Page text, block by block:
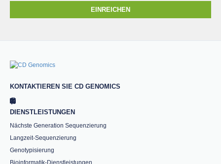
EINREICHEN
KONTAKTIEREN SIE CD GENOMICS
DIENSTLEISTUNGEN
Nächste Generation Sequenzierung
Langzeit-Sequenzierung
Genotypisierung
Bioinformatik-Dienstleistungen